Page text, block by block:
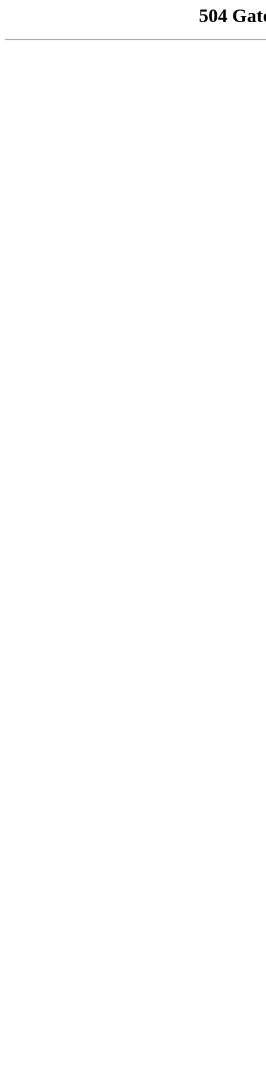
504